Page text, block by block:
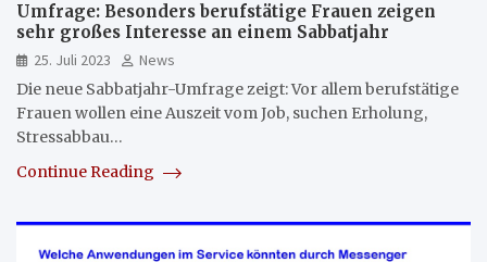
Umfrage: Besonders berufstätige Frauen zeigen
sehr großes Interesse an einem Sabbatjahr
25. Juli 2023
News
Die neue Sabbatjahr-Umfrage zeigt: Vor allem berufstätige
Frauen wollen eine Auszeit vom Job, suchen Erholung,
Stressabbau…
Continue Reading